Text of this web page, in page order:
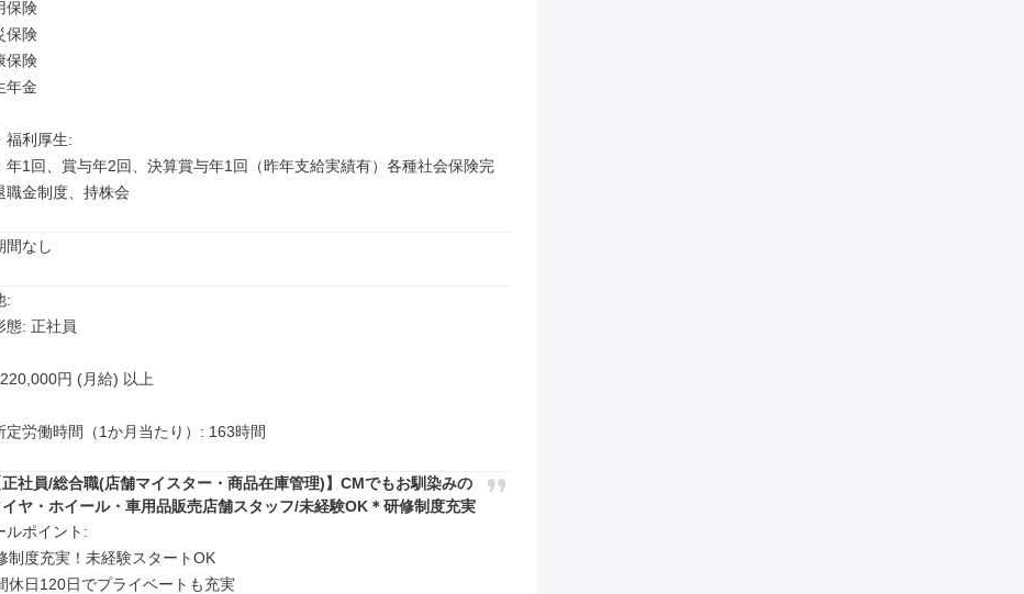
保険
保険
保険
年金
福利厚生:
年1回、賞与年2回、決算賞与年1回（昨年支給実績有）各種社会保険完
職金制度、持株会
間なし
:
態: 正社員
円 (月給) 以上
定労働時間（1か月当たり）: 163時間
正社員/総合職(店舗マイスター・商品在庫管理)】CMでもお馴染みの
イヤ・ホイール・車用品販売店舗スタッフ/未経験OK＊研修制度充実
ルポイント:
制度充実！未経験スタートOK
休日120日でプライベートも充実